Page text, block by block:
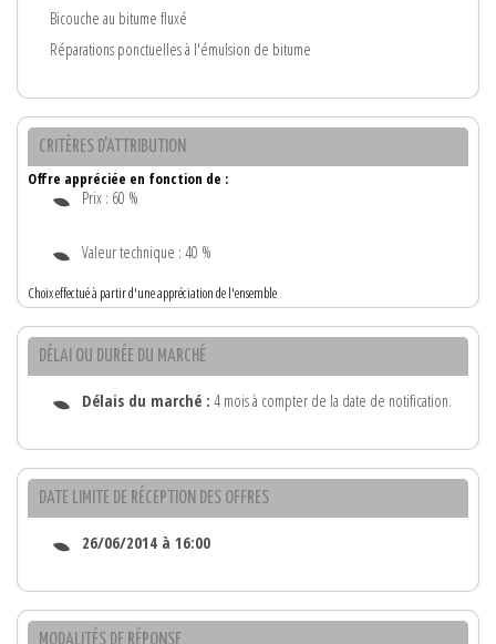
Bicouche au bitume fluxé
Réparations ponctuelles à l'émulsion de bitume
CRITÈRES D'ATTRIBUTION
Offre appréciée en fonction de :
Prix : 60 %
Valeur technique : 40 %
Choix effectué à partir d'une appréciation de l'ensemble
DÉLAI OU DURÉE DU MARCHÉ
Délais du marché : 4 mois à compter de la date de notification.
DATE LIMITE DE RÉCEPTION DES OFFRES
26/06/2014 à 16:00
MODALITÉS DE RÉPONSE